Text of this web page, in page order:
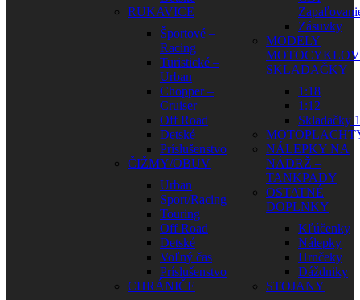
RUKAVICE
Športové –
Racing
Turistické –
Urban
Chopper –
Cruiser
Off Road
Detské
Príslušenstvo
ČIŽMY/OBUV
Urban
Sport/Racing
Touring
Off Road
Detské
Voľný čas
Príslušenstvo
CHRÁNIČE
Zásuvky
MODELY
SKLADAČKY
1:18
1:12
Skladačky
NÁLEPKY NA
NÁDRŽ –
TANKPADY
OSTATNÉ
DOPLNKY
Kľúčenky
Nálepky
Hrnčeky
Dáždniky
STOJANY